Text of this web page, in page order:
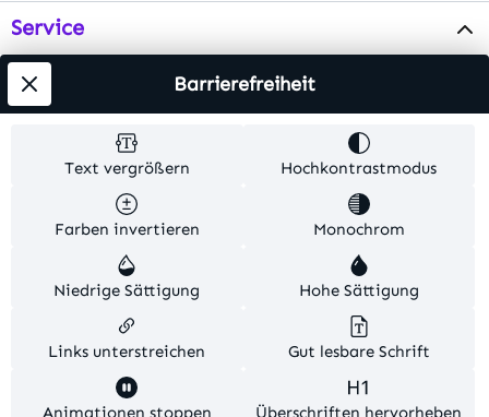
Service
Info
Alle Preise inkl. gesetzl. Mehrwertsteuer zzgl.
Versandkosten . Alle Artikelangaben sind
Herstellerangaben und ohne Gewähr.
© 2026 MKV24 – Alle Rechte vorbehalten. Theme by
TC-Innovations
Text vergrößern Hochkontrastmodus
Farben invertieren Monochrom
Niedrige Sättigung Hohe Sättigung
Links unterstreichen Gut lesbare Schrift
Animationen stoppen Überschriften hervorheben
Barrierefreiheit
Diese Website verwendet Cookies, um eine bestmögliche